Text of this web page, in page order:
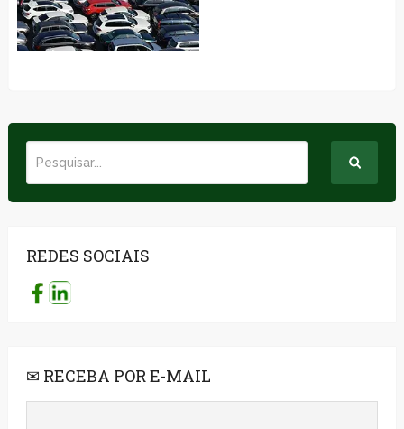
REDES SOCIAIS
✉ RECEBA POR E-MAIL